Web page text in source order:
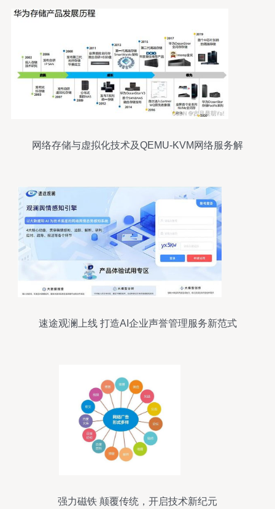
网络存储与虚拟化技术及QEMU-KVM网络服务解
速途观澜上线 打造AI企业声誉管理服务新范式
强力磁铁 颠覆传统，开启技术新纪元